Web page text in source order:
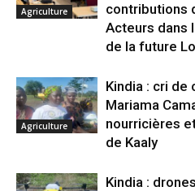
Agriculture
contributions
Acteurs dans
de la future
Agriculture
Kindia : cri
Mariama
nourricières
de Kaaly
Kindia :